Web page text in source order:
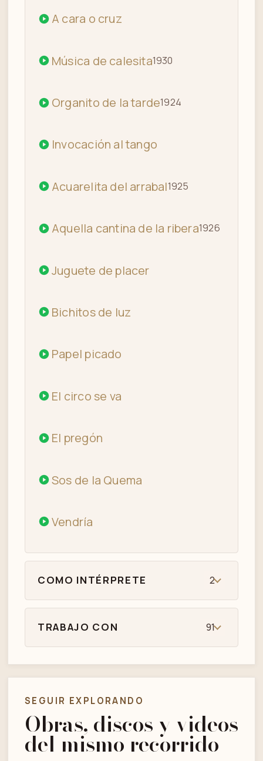
A cara o cruz
Música de calesita1930
Organito de la tarde1924
Invocación al tango
Acuarelita del arrabal1925
Aquella cantina de la ribera1926
Juguete de placer
Bichitos de luz
Papel picado
El circo se va
El pregón
Sos de la Quema
Vendría
COMO INTÉRPRETE 2
TRABAJO CON 91
SEGUIR EXPLORANDO
Obras, discos y videos
del mismo recorrido